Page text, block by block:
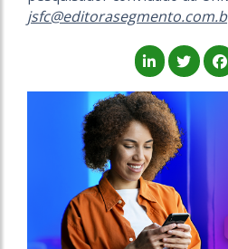
jsfc@editorasegmento.com.b